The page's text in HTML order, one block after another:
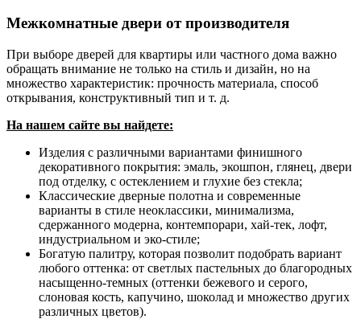
Межкомнатные двери от производителя
При выборе дверей для квартиры или частного дома важно
обращать внимание не только на стиль и дизайн, но на
множество характеристик: прочность материала, способ
открывания, конструктивный тип и т. д.
На нашем сайте вы найдете:
Изделия с различными вариантами финишного
декоративного покрытия: эмаль, экошпон, глянец, двери
под отделку, с остеклением и глухие без стекла;
Классические дверные полотна и современные
варианты в стиле неоклассики, минимализма,
сдержанного модерна, контемпорари, хай-тек, лофт,
индустриальном и эко-стиле;
Богатую палитру, которая позволит подобрать вариант
любого оттенка: от светлых пастельных до благородных
насыщенно-темных (оттенки бежевого и серого,
слоновая кость, капучино, шоколад и множество других
различных цветов).